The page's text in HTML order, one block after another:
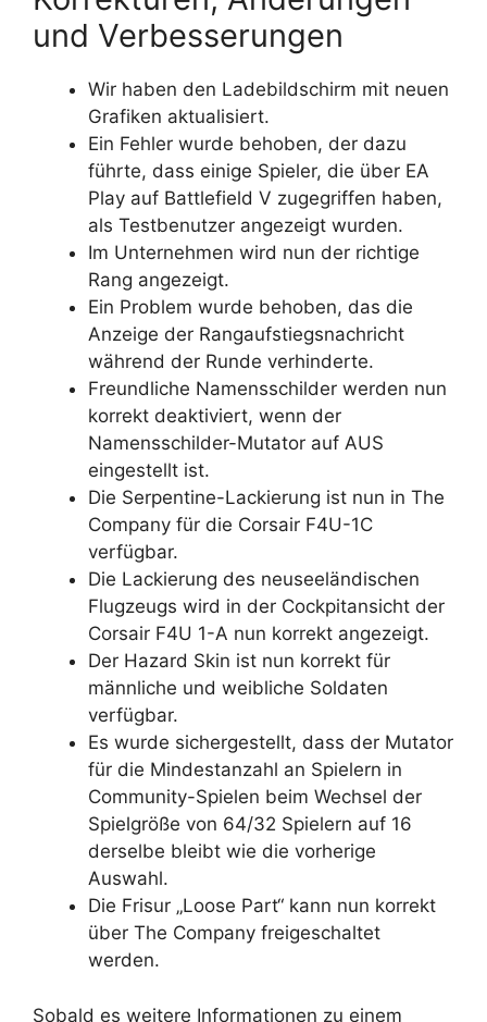
und Verbesserungen
Wir haben den Ladebildschirm mit neuen
Grafiken aktualisiert.
Ein Fehler wurde behoben, der dazu
führte, dass einige Spieler, die über EA
Play auf Battlefield V zugegriffen haben,
als Testbenutzer angezeigt wurden.
Im Unternehmen wird nun der richtige
Rang angezeigt.
Ein Problem wurde behoben, das die
Anzeige der Rangaufstiegsnachricht
während der Runde verhinderte.
Freundliche Namensschilder werden nun
korrekt deaktiviert, wenn der
Namensschilder-Mutator auf AUS
eingestellt ist.
Die Serpentine-Lackierung ist nun in The
Company für die Corsair F4U-1C
verfügbar.
Die Lackierung des neuseeländischen
Flugzeugs wird in der Cockpitansicht der
Corsair F4U 1-A nun korrekt angezeigt.
Der Hazard Skin ist nun korrekt für
männliche und weibliche Soldaten
verfügbar.
Es wurde sichergestellt, dass der Mutator
für die Mindestanzahl an Spielern in
Community-Spielen beim Wechsel der
Spielgröße von 64/32 Spielern auf 16
derselbe bleibt wie die vorherige
Auswahl.
Die Frisur „Loose Part“ kann nun korrekt
über The Company freigeschaltet
werden.
Sobald es weitere Informationen zu einem